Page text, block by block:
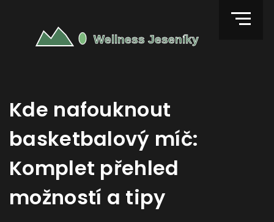
Kde nafouknout
basketbalový míč:
Komplet přehled
možností a tipy